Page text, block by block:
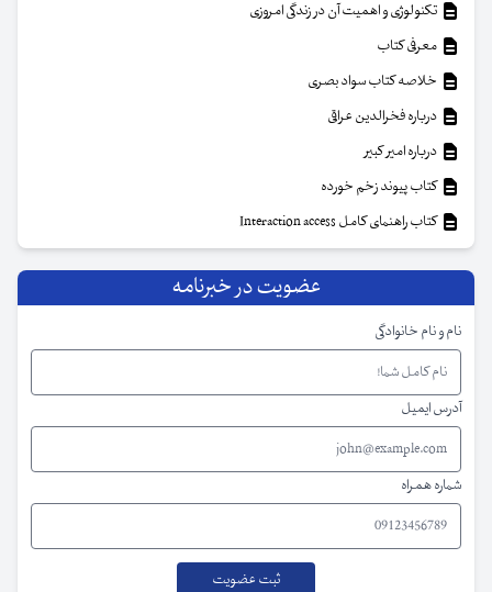
تکنولوژی و اهمیت آن در زندگی امروزی
معرفی کتاب
خلاصه کتاب سواد بصری
درباره فخرالدین عراقی
درباره امیر کبیر
کتاب پیوند زخم خورده
کتاب راهنمای کامل Interaction access
عضویت در خبرنامه
نام و نام خانوادگی
آدرس ایمیل
شماره همراه